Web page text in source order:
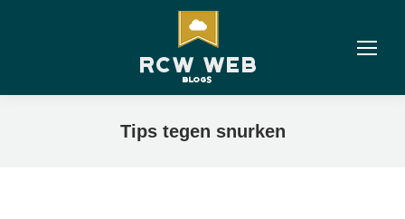
Tips tegen snurken